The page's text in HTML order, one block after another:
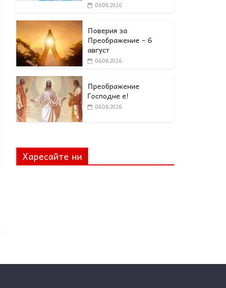
06.08.2026
Поверия за
Преображение – 6
август
06.08.2026
Преображение
Господне е!
06.08.2026
Харесайте ни